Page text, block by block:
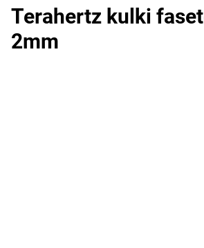
Terahertz kulki
2mm